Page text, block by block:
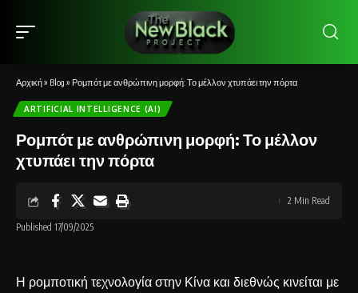
Αρχική» Blog » Ρομπότ με ανθρώπινη μορφή: Το μέλλον χτυπάει την πόρτα
ARTIFICIAL INTELLIGENCE (AI)
Ρομπότ με ανθρώπινη μορφή: Το μέλλον
χτυπάει την πόρτα
Published 17/09/2025
2 Min Read
Η ρομποτική τεχνολογία στην Κίνα και διεθνώς κινείται με